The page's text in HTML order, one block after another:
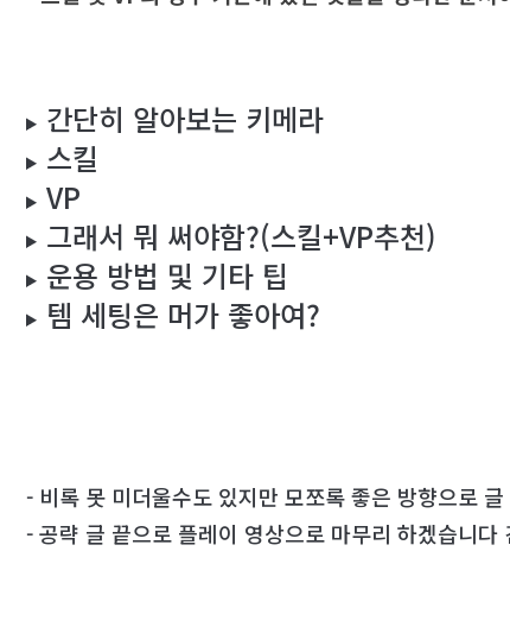
간단히 알아보는 키메라
스킬
VP
그래서 뭐 써야함?(스킬+VP추천)
운용 방법 및 기타 팁
템 세팅은 머가 좋아여?
- 비록 못 미더울수도 있지만 모쪼록 좋은 방향으로
- 공략 글 끝으로 플레이 영상으로 마무리 하겠습니